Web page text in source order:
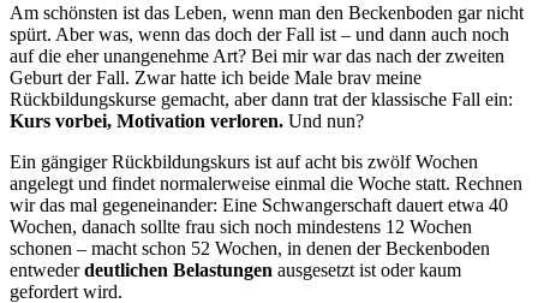
Am schönsten ist das Leben, wenn man den Beckenboden gar nicht
spürt. Aber was, wenn das doch der Fall ist – und dann auch noch
auf die eher unangenehme Art? Bei mir war das nach der zweiten
Geburt der Fall. Zwar hatte ich beide Male brav meine
Rückbildungskurse gemacht, aber dann trat der klassische Fall ein:
Kurs vorbei, Motivation verloren. Und nun?
Ein gängiger Rückbildungskurs ist auf acht bis zwölf Wochen
angelegt und findet normalerweise einmal die Woche statt. Rechnen
wir das mal gegeneinander: Eine Schwangerschaft dauert etwa 40
Wochen, danach sollte frau sich noch mindestens 12 Wochen
schonen – macht schon 52 Wochen, in denen der Beckenboden
entwederdeutlichen Belastungen ausgesetzt ist oder kaum
gefordert wird.